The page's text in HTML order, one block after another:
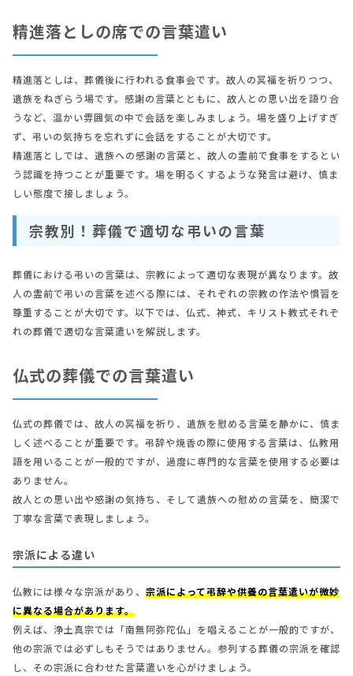
精進落としの席での言葉遣い
精進落としは、葬儀後に行われる食事会です。故人の冥福を祈りつつ、
遺族をねぎらう場です。感謝の言葉とともに、故人との思い出を語り合
うなど、温かい雰囲気の中で会話を楽しみましょう。場を盛り上げすぎ
ず、弔いの気持ちを忘れずに会話をすることが大切です。
精進落としでは、遺族への感謝の言葉と、故人の霊前で食事をするとい
う認識を持つことが重要です。場を明るくするような発言は避け、慎ま
しい態度で接しましょう。
宗教別！葬儀で適切な弔いの言葉
葬儀における弔いの言葉は、宗教によって適切な表現が異なります。故
人の霊前で弔いの言葉を述べる際には、それぞれの宗教の作法や慣習を
尊重することが大切です。以下では、仏式、神式、キリスト教式それぞ
れの葬儀で適切な言葉遣いを解説します。
仏式の葬儀での言葉遣い
仏式の葬儀では、故人の冥福を祈り、遺族を慰める言葉を静かに、慎ま
しく述べることが重要です。弔辞や焼香の際に使用する言葉は、仏教用
語を用いることが一般的ですが、過度に専門的な言葉を使用する必要は
ありません。
故人との思い出や感謝の気持ち、そして遺族への慰めの言葉を、簡潔で
丁寧な言葉で表現しましょう。
宗派による違い
仏教には様々な宗派があり、 宗派によって弔辞や供養の言葉遣いが微妙
に異なる場合があります。
例えば、浄土真宗では「南無阿弥陀仏」を唱えることが一般的ですが、
他の宗派では必ずしもそうではありません。参列する葬儀の宗派を確認
し、その宗派に合わせた言葉遣いを心がけましょう。